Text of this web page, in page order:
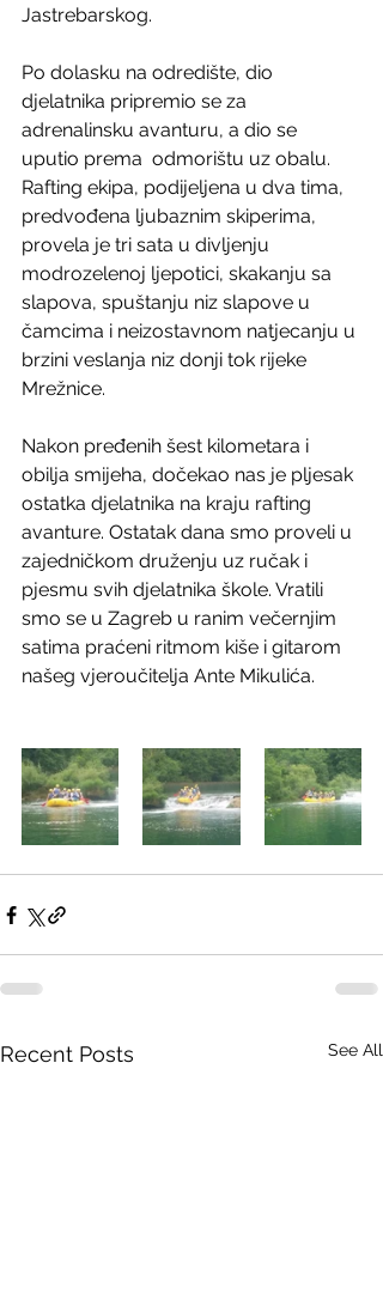
Jastrebarskog.
Po dolasku na odredište, dio
djelatnika pripremio se za
adrenalinsku avanturu, a dio se
uputio prema  odmorištu uz obalu.
Rafting ekipa, podijeljena u dva tima,
predvođena ljubaznim skiperima,
provela je tri sata u divljenju
modrozelenoj ljepotici, skakanju sa
slapova, spuštanju niz slapove u
čamcima i neizostavnom natjecanju u
brzini veslanja niz donji tok rijeke
Mrežnice.
Nakon pređenih šest kilometara i
obilja smijeha, dočekao nas je pljesak
ostatka djelatnika na kraju rafting
avanture. Ostatak dana smo proveli u
zajedničkom druženju uz ručak i
pjesmu svih djelatnika škole. Vratili
smo se u Zagreb u ranim večernjim
satima praćeni ritmom kiše i gitarom
našeg vjeroučitelja Ante Mikulića.
Recent Posts See All